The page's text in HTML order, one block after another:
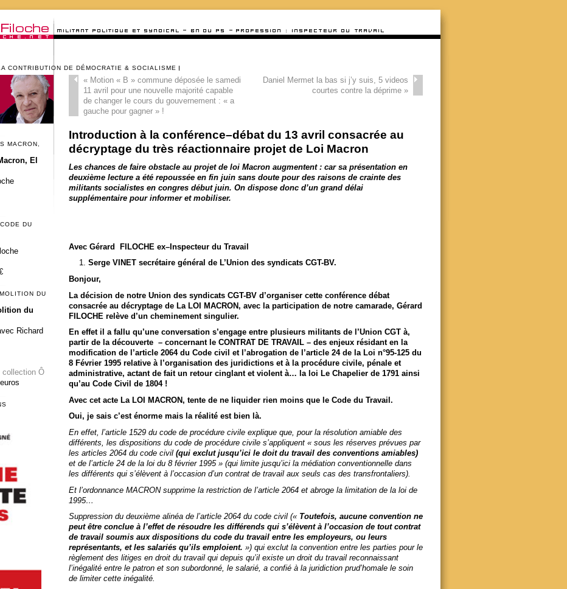
CONTRIBUTION DE DÉMOCRATIE & SOCIALISME
«Motion « B » commune déposée le samedi
11 avril pour une nouvelle majorité capable
de changer le cours du gouvernement : « a
gauche pour gagner » !
Daniel Mermet la bas si j’y suis, 5 videos
courtes contre la déprime»
Introduction à la conférence–débat du 13 avril consacrée au
décryptage du très réactionnaire projet de Loi Macron
Les chances de faire obstacle au projet de loi Macron augmentent : car sa présentation en
deuxième lecture a été repoussée en fin juin sans doute pour des raisons de crainte des
militants socialistes en congres début juin. On dispose donc d’un grand délai
supplémentaire pour informer et mobiliser.
Avec Gérard FILOCHE ex–Inspecteur du Travail
Serge VINET secrétaire général de L’Union des syndicats CGT-BV.
Bonjour,
La décision de notre Union des syndicats CGT-BV d’organiser cette conférence débat
consacrée au décryptage de La LOI MACRON, avec la participation de notre camarade, Gérard
FILOCHE relève d’un cheminement singulier.
En effet il a fallu qu’une conversation s’engage entre plusieurs militants de l’Union CGT à,
partir de la découverte – concernant le CONTRAT DE TRAVAIL – des enjeux résidant en la
modification de l’article 2064 du Code civil et l’abrogation de l’article 24 de la Loi n°95-125 du
8 Février 1995 relative à l’organisation des juridictions et à la procédure civile, pénale et
administrative, actant de fait un retour cinglant et violent à… la loi Le Chapelier de 1791 ainsi
qu’au Code Civil de 1804 !
Avec cet acte La LOI MACRON, tente de ne liquider rien moins que le Code du Travail.
Oui, je sais c’est énorme mais la réalité est bien là.
En effet, l’article 1529 du code de procédure civile explique que, pour la résolution amiable des
différents, les dispositions du code de procédure civile s’appliquent « sous les réserves prévues par
les articles 2064 du code civil (qui exclut jusqu’ici le doit du travail des conventions amiables)
et de l’article 24 de la loi du 8 février 1995 » (qui limite jusqu’ici la médiation conventionnelle dans
les différents qui s’élèvent à l’occasion d’un contrat de travail aux seuls cas des transfrontaliers).
Et l’ordonnance MACRON supprime la restriction de l’article 2064 et abroge la limitation de la loi de
1995…
Suppression du deuxième alinéa de l’article 2064 du code civil (« Toutefois, aucune convention ne
peut être conclue à l’effet de résoudre les différends qui s’élèvent à l’occasion de tout contrat
de travail soumis aux dispositions du code du travail entre les employeurs, ou leurs
représentants, et les salariés qu’ils emploient. ») qui exclut la convention entre les parties pour le
règlement des litiges en droit du travail qui depuis qu’il existe un droit du travail reconnaissant
l’inégalité entre le patron et son subordonné, le salarié, a confié à la juridiction prud’homale le soin
de limiter cette inégalité.
MACRON,
El
DU
DU
du
Richard
collection Ô